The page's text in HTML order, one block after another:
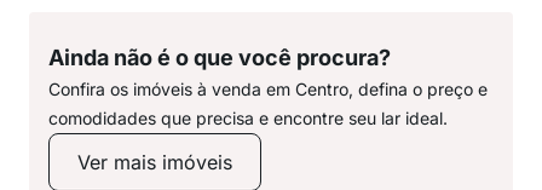
Ainda não é o que você procura?
Confira os imóveis à venda em Centro, defina o preço e
comodidades que precisa e encontre seu lar ideal.
Ver mais imóveis